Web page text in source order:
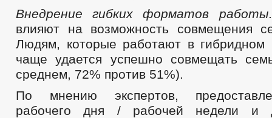
Внедрение гибких форматов работы
влияют на возможность совмещения
Людям, которые работают в гибридном
чаще удается успешно совмещать
среднем, 72% против 51%).
По мнению экспертов,
рабочего дня / рабочей недели и